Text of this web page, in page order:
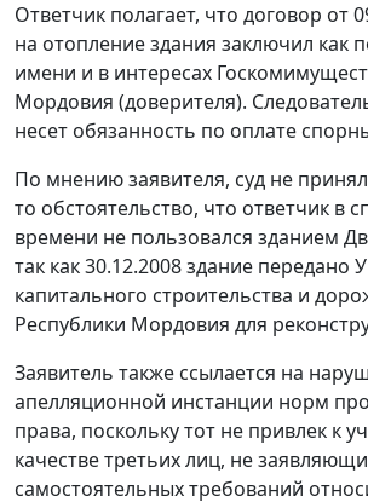
Ответчик полагает, что договор от
на отопление здания заключил как
имени и в интересах
Мордовия (доверителя).
несет обязанность по оплате
По мнению заявителя, суд не
то обстоятельство, что ответчик в
времени не пользовался зданием
так как 30.12.2008 здание передано
капитального строительства и
Республики Мордовия для
Заявитель также ссылается на
апелляционной инстанции норм
права, поскольку тот не привлек к
качестве третьих лиц, не
самостоятельных требований